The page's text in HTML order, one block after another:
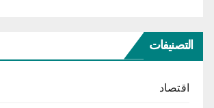
التصنيفات
اقتصاد